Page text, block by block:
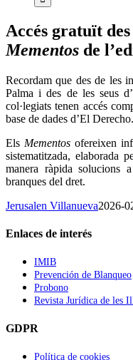
Accés gratuït des
Mementos de
Recordam que des de les
Palma i des de les seus
col·legiats tenen accés
base de dades d’El Derecho.
Els Mementos ofereixen
sistematitzada, elaborada
manera ràpida solucions
branques del dret.
Jerusalen Villanueva2026-
Enlaces de interés
IMIB
Prevención de Blanqueo
Probono
Revista Jurídica de les
GDPR
Política de cookies